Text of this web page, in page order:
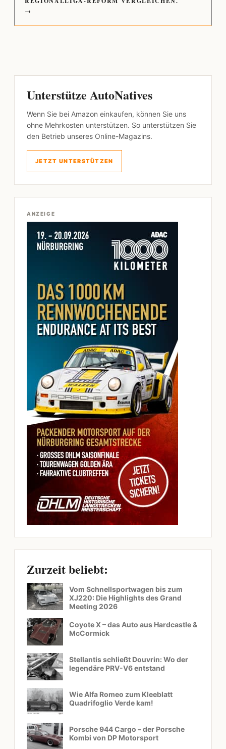
→
Unterstütze AutoNatives
Wenn Sie bei Amazon einkaufen, können Sie uns
ohne Mehrkosten unterstützen. So unterstützen Sie
den Betrieb unseres Online-Magazins.
JETZT UNTERSTÜTZEN
ANZEIGE
Zurzeit beliebt:
Vom Schnellsportwagen bis zum
XJ220: Die Highlights des Grand
Meeting 2026
Coyote X – das Auto aus Hardcastle &
McCormick
Stellantis schließt Douvrin: Wo der
legendäre PRV-V6 entstand
Wie Alfa Romeo zum Kleeblatt
Quadrifoglio Verde kam!
Porsche 944 Cargo – der Porsche
Kombi von DP Motorsport